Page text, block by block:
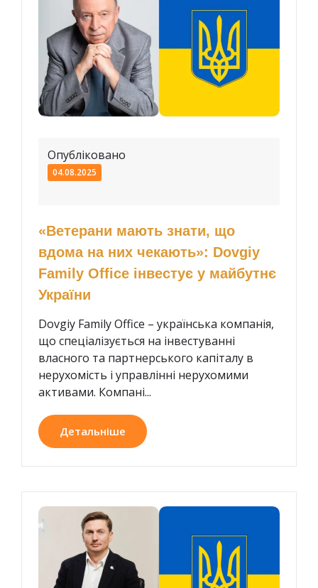
Опубліковано
04.08.2025
«Ветерани мають знати, що
вдома на них чекають»: Dovgiy
Family Office інвестує у майбутнє
України
Dovgiy Family Office – українська компанія,
що спеціалізується на інвестуванні
власного та партнерського капіталу в
нерухомість і управлінні нерухомими
активами. Компані...
Детальніше